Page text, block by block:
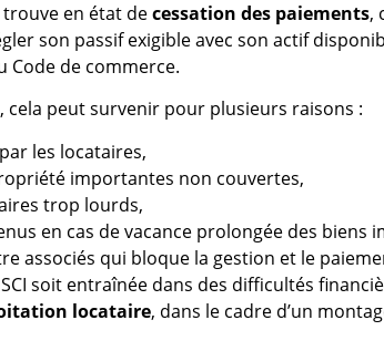
trouve en état decessation des paiements,
son passif exigible avec son actif
Code de commerce.
cela peut survenir pour plusieurs raisons :
les locataires,
importantes non couvertes,
trop lourds,
en cas de vacance prolongée des biens
associés qui bloque la gestion et le
soit entraînée dans des difficultés
locataire, dans le cadre d’un